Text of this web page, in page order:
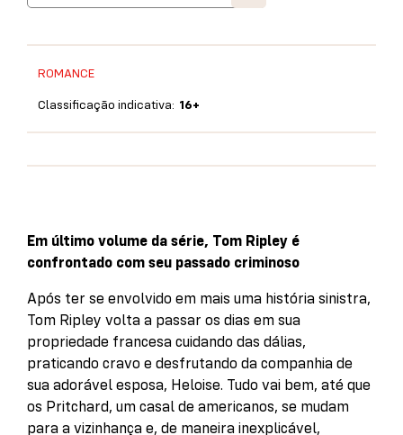
ROMANCE
Classificação indicativa: 16+
Em último volume da série, Tom Ripley é
confrontado com seu passado criminoso
Após ter se envolvido em mais uma história sinistra,
Tom Ripley volta a passar os dias em sua
propriedade francesa cuidando das dálias,
praticando cravo e desfrutando da companhia de
sua adorável esposa, Heloise. Tudo vai bem, até que
os Pritchard, um casal de americanos, se mudam
para a vizinhança e, de maneira inexplicável,